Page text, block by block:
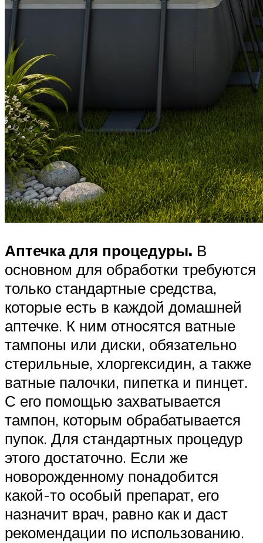
Аптечка для процедуры. В
основном для обработки требуются
только стандартные средства,
которые есть в каждой домашней
аптечке. К ним относятся ватные
тампоны или диски, обязательно
стерильные, хлоргексидин, а также
ватные палочки, пипетка и пинцет.
С его помощью захватывается
тампон, которым обрабатывается
пупок. Для стандартных процедур
этого достаточно. Если же
новорожденному понадобится
какой-то особый препарат, его
назначит врач, равно как и даст
рекомендации по использованию.